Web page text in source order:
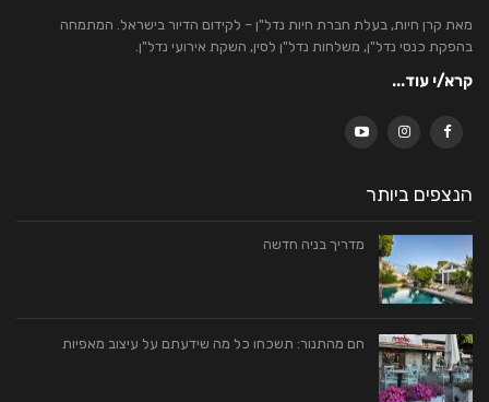
מאת קרן חיות, בעלת חברת חיות נדל"ן – לקידום הדיור בישראל. המתמחה
בהפקת כנסי נדל"ן, משלחות נדל"ן לסין, השקת אירועי נדל"ן.
קרא/י עוד...
הנצפים ביותר
מדריך בניה חדשה
חם מהתנור: תשכחו כל מה שידעתם על עיצוב מאפיות